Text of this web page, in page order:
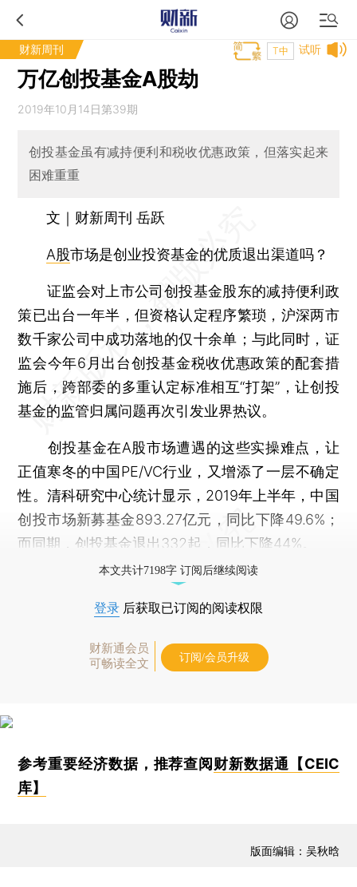
财新周刊 试听
T中
万亿创投基金A股劫
2019年10月14日第39期
创投基金虽有减持便利和税收优惠政策，但落实起来
困难重重
文｜财新周刊 岳跃
A股市场是创业投资基金的优质退出渠道吗？
证监会对上市公司创投基金股东的减持便利政
策已出台一年半，但资格认定程序繁琐，沪深两市
数千家公司中成功落地的仅十余单；与此同时，证
监会今年6月出台创投基金税收优惠政策的配套措
施后，跨部委的多重认定标准相互“打架”，让创投
基金的监管归属问题再次引发业界热议。
创投基金在A股市场遭遇的这些实操难点，让
正值寒冬的中国PE/VC行业，又增添了一层不确定
性。清科研究中心统计显示，2019年上半年，中国
创投市场新募基金893.27亿元，同比下降49.6%；
而同期，创投基金退出332起，同比下降44%。
本文共计7198字 订阅后继续阅读
登录 后获取已订阅的阅读权限
财新通会员
可畅读全文
订阅/会员升级
参考重要经济数据，推荐查阅 财新数据通【CEIC
库】
版面编辑：吴秋晗